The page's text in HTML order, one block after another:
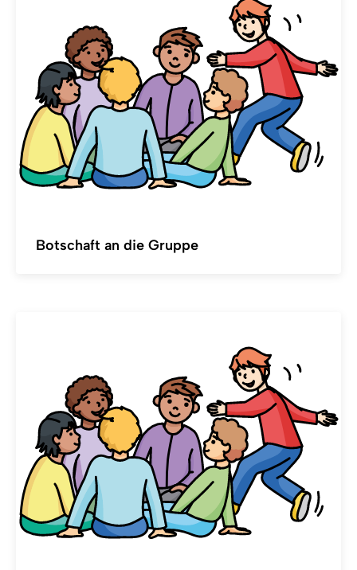
Botschaft an die Gruppe